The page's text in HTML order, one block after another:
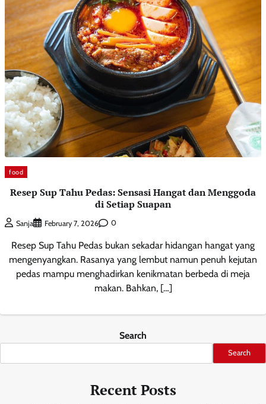
food
Resep Sup Tahu Pedas: Sensasi Hangat dan Menggoda
di Setiap Suapan
Sanja February 7, 2026 0
Resep Sup Tahu Pedas bukan sekadar hidangan hangat yang
mengenyangkan. Rasanya yang lembut namun penuh kejutan
pedas mampu menghadirkan kenikmatan berbeda di meja
makan. Bahkan, […]
Search
Search
Recent Posts